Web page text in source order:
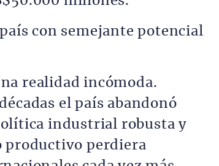
con semejante potencial
realidad incómoda.
el país abandonó
industrial robusta y
productivo perdiera